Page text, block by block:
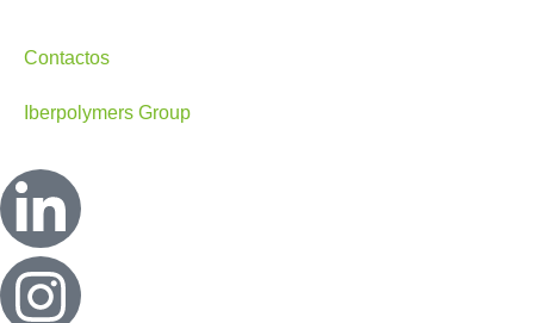
Contactos
Iberpolymers Group